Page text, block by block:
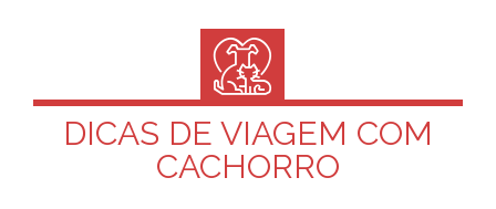
DICAS DE VIAGEM COM
CACHORRO